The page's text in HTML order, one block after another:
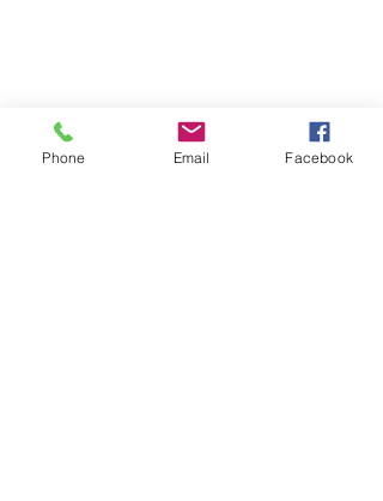
Phone Email Facebook